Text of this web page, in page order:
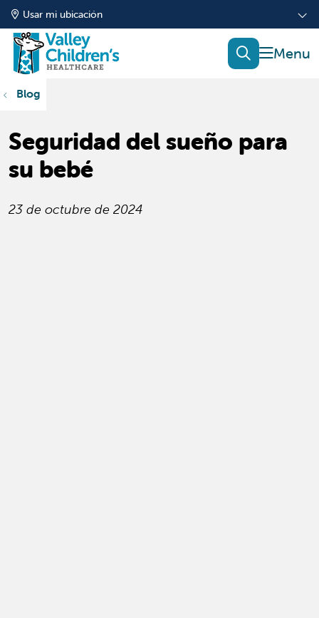
Usar mi ubicación
mostrar
buscar
Blog
Seguridad del sueño para
su bebé
23 de octubre de 2024